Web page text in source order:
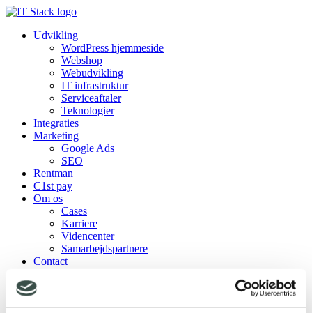
Udvikling
WordPress hjemmeside
Webshop
Webudvikling
IT infrastruktur
Serviceaftaler
Teknologier
Integraties
Marketing
Google Ads
SEO
Rentman
C1st pay
Om os
Cases
Karriere
Videncenter
Samarbejdspartnere
Contact
Udvikling
Webshop